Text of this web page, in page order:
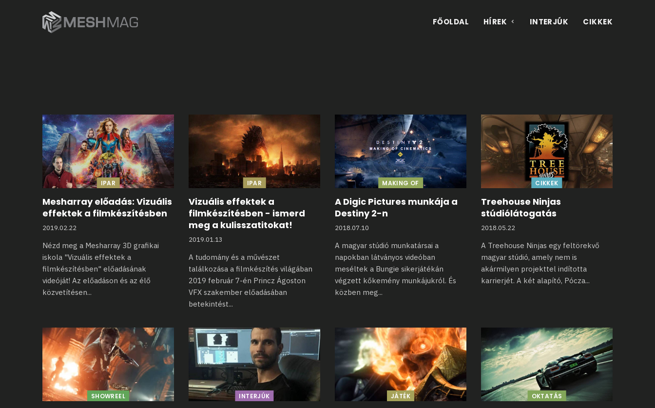
FŐOLDAL HÍREK INTERJÚK CIKKEK
IPAR
Mesharray előadás: Vizuális
effektek a filmkészítésben
2019.02.22
Nézd meg a Mesharray 3D grafikai
iskola "Vizuális effektek a
filmkészítésben" előadásának
videóját! Az előadáson és az élő
közvetítésen...
IPAR
Vizuális effektek a
filmkészítésben - ismerd
meg a kulisszatitokat!
2019.01.13
A tudomány és a művészet
találkozása a filmkészítés világában
2019 február 7-én Princz Ágoston
VFX szakember előadásában
betekintést...
MAKING OF
A Digic Pictures munkája a
Destiny 2-n
2018.07.10
A magyar stúdió munkatársai a
napokban látványos videóban
meséltek a Bungie sikerjátékán
végzett kőkemény munkájukról. És
közben meg...
CIKKEK
Treehouse Ninjas
stúdiólátogatás
2018.05.22
A Treehouse Ninjas egy feltörekvő
magyar stúdió, amely nem is
akármilyen projekttel indította
karrierjét. A két alapító, Pócza...
SHOWREEL INTERJÚK JÁTÉK OKTATÁS